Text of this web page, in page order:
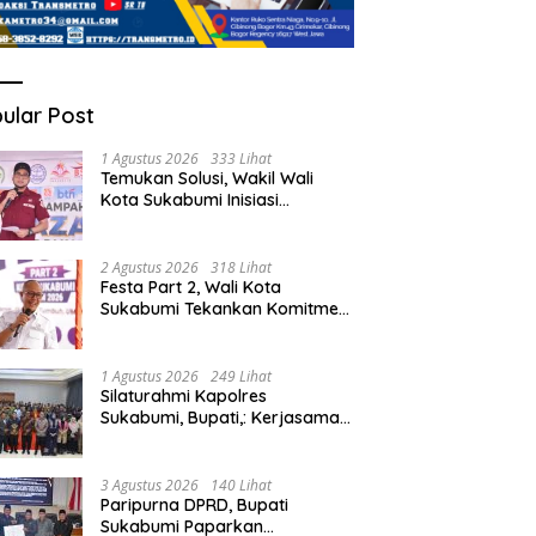
Post
1 Agustus 2026 333 Lihat
Temukan Solusi, Wakil Wali
Kota Sukabumi Inisiasi
2 Agustus 2026 318 Lihat
Festa Part 2, Wali Kota
Sukabumi Tekankan Komitmen
1 Agustus 2026 249 Lihat
Silaturahmi Kapolres
Sukabumi, Bupati,: Kerjasama
3 Agustus 2026 140 Lihat
Paripurna DPRD, Bupati
Sukabumi Paparkan